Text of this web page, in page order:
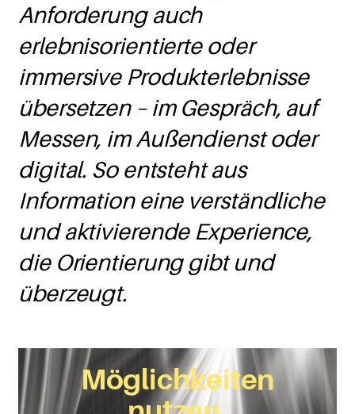
Anforderung auch
erlebnisorientierte oder
immersive Produkterlebnisse
übersetzen – im Gespräch, auf
Messen, im Außendienst oder
digital. So entsteht aus
Information eine verständliche
und aktivierende Experience,
die Orientierung gibt und
überzeugt.
Möglichkeiten